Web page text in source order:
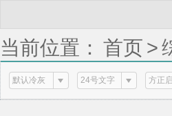
当前位置： 首页 >
默认冷灰 24号文字 方正